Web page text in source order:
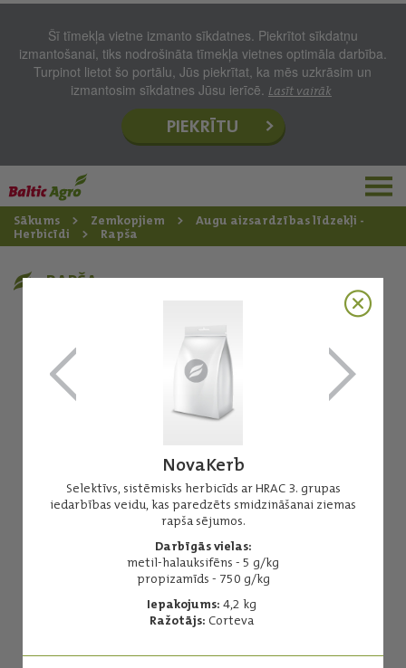
Šī tīmekļa vietne izmanto sīkdatnes. Piekrītot sīkdatņu
izmantošanai, tiks nodrošināta tīmekļa vietnes optimāla darbība.
Turpinot lietot šo portālu, Jūs piekrītat, ka mēs uzkrāsim un
izmantosim sīkdatnes Jūsu ierīcē. Lasīt vairāk
PIEKRĪTU
Sākums Zemkopjiem
Augu aizsardzības līdzekļi -
Herbicīdi
Rapša
NovaKerb
Selektīvs, sistēmisks herbicīds ar HRAC 3. grupas
iedarbības veidu, kas paredzēts smidzināšanai ziemas
rapša sējumos.
Darbīgās vielas:
metil-halauksifēns - 5 g/kg
propizamīds - 750 g/kg
Iepakojums: 4,2 kg
Ražotājs: Corteva
RAPŠA
Agil 100
Herbicīds īsmūža un daudzgadīgo viendīgļlapju nezāļu
apkarošanai.
Darbīgās vielas:
propakvizafops - 100 g/l
Ražotājs:ADAMA